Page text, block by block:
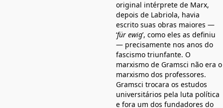
original intérprete de Marx,
depois de Labriola, havia
escrito suas obras maiores —
‘für ewig’, como eles as definiu
— precisamente nos anos do
fascismo triunfante. O
marxismo de Gramsci não era o
marxismo dos professores.
Gramsci trocara os estudos
universitários pela luta política
e fora um dos fundadores do